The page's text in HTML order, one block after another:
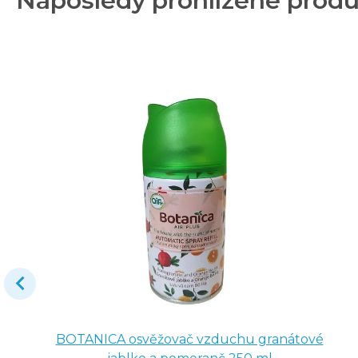
BOTANICA osvěžovač vzduchu granátové